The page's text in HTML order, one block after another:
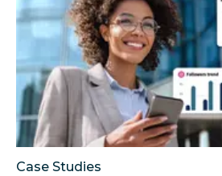
Case Studies